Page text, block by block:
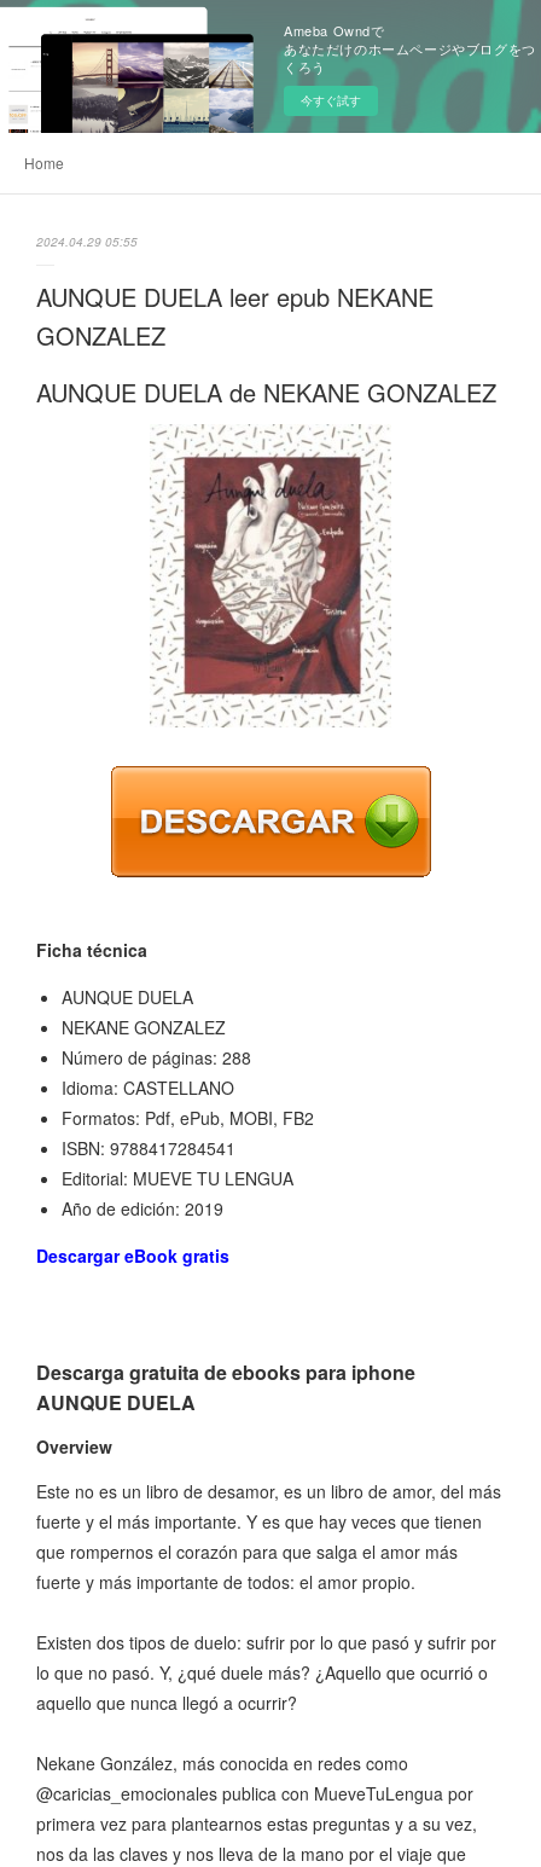
Ameba Owndで
あなただけのホームページやブログをつ
くろう
今すぐ試す
Home
2024.04.29 05:55
AUNQUE DUELA leer epub NEKANE
GONZALEZ
AUNQUE DUELA de NEKANE GONZALEZ
Ficha técnica
AUNQUE DUELA
NEKANE GONZALEZ
Número de páginas: 288
Idioma: CASTELLANO
Formatos: Pdf, ePub, MOBI, FB2
ISBN: 9788417284541
Editorial: MUEVE TU LENGUA
Año de edición: 2019
Descargar eBook gratis
Descarga gratuita de ebooks para iphone
AUNQUE DUELA
Overview
Este no es un libro de desamor, es un libro de amor, del más
fuerte y el más importante. Y es que hay veces que tienen
que rompernos el corazón para que salga el amor más
fuerte y más importante de todos: el amor propio.
Existen dos tipos de duelo: sufrir por lo que pasó y sufrir por
lo que no pasó. Y, ¿qué duele más? ¿Aquello que ocurrió o
aquello que nunca llegó a ocurrir?
Nekane González, más conocida en redes como
@caricias_emocionales publica con MueveTuLengua por
primera vez para plantearnos estas preguntas y a su vez,
nos da las claves y nos lleva de la mano por el viaje que